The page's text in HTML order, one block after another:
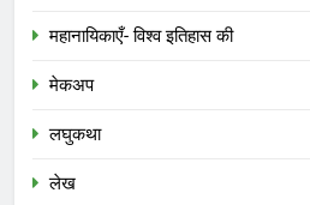
महानायिकाएँ- विश्व इतिहास की
मेकअप
लघुकथा
लेख